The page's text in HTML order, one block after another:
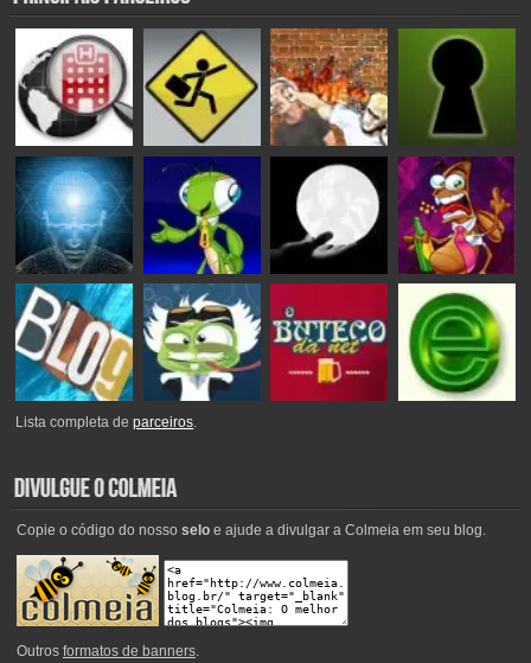
Lista completa deparceiros.
Copie o código do nosso seloe ajude a divulgar a Colmeia em seu blog.
Outros formatos de banners.